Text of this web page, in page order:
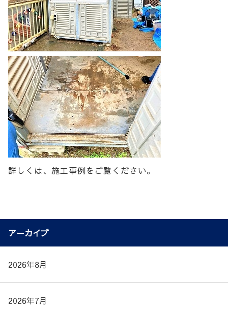
詳しくは、施工事例をご覧ください。
アーカイブ
2026年8月
2026年7月